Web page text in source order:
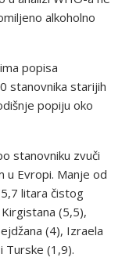
alkoholno
popisa
stanovnika starijih
popiju oko
stanovniku zvuči
u Evropi. Manje od
litara čistog
(5,5),
(4), Izraela
Turske (1,9).